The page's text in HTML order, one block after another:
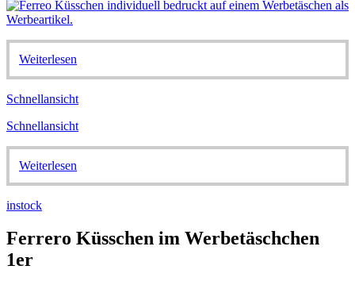
Weiterlesen
Schnellansicht
Schnellansicht
Weiterlesen
instock
Ferrero Küsschen im Werbetäschchen
1er